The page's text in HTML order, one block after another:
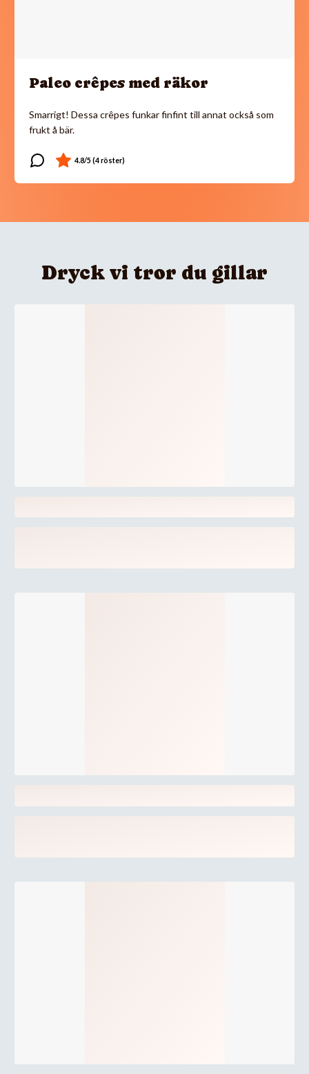
Paleo crêpes med räkor
Smarrigt! Dessa crêpes funkar finfint till annat också som
frukt å bär.
Dryck vi tror du gillar